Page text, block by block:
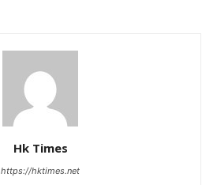
Hk Times
https://hktimes.net